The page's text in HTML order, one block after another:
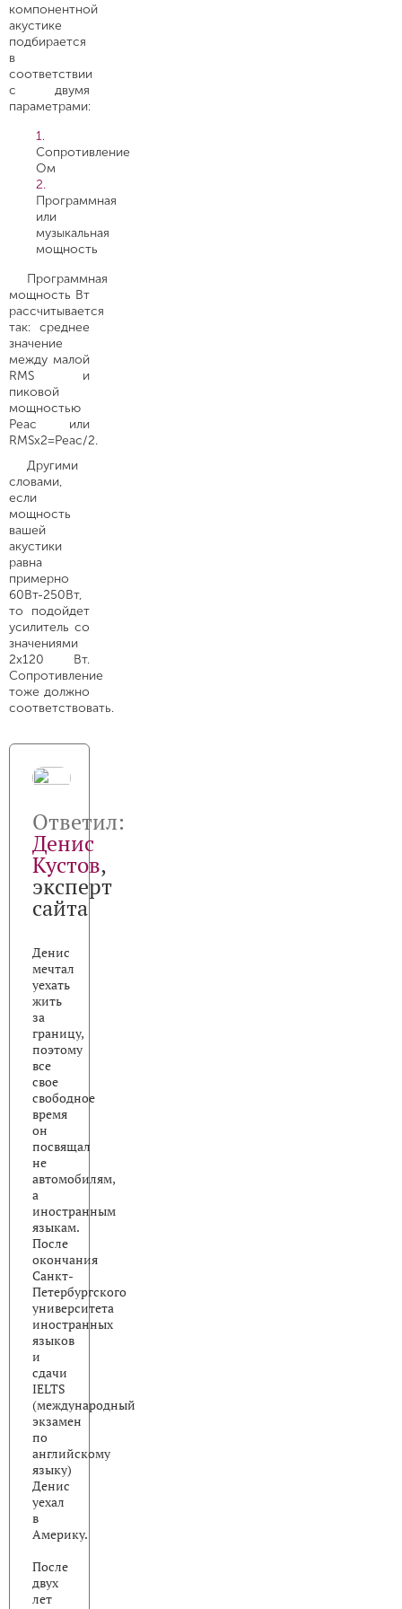
компонентной
акустике
подбирается
в
соответствии
с двумя
параметрами:
Сопротивление
Ом
Программная
или
музыкальная
мощность
Программная
мощность Вт
рассчитывается
так: среднее
значение
между малой
RMS и
пиковой
мощностью
Peac или
RMSх2=Peac/2.
Другими
словами,
если
мощность
вашей
акустики
равна
примерно
60Вт-250Вт,
то подойдет
усилитель со
значениями
2х120 Вт.
Сопротивление
тоже должно
соответствовать.
Ответил:
Денис
Кустов,
эксперт
сайта
Денис
мечтал
уехать
жить
за
границу,
поэтому
все
свое
свободное
время
он
посвящал
не
автомобилям,
а
иностранным
языкам.
После
окончания
Санкт-
Петербургского
университета
иностранных
языков
и
сдачи
IELTS
(международный
экзамен
по
английскому
языку)
Денис
уехал
в
Америку.
После
двух
лет